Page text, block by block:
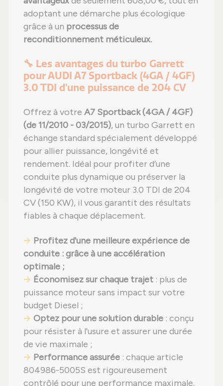
adoptant une démarche plus écologique
grâce à un processus de
reconditionnement méticuleux.
🔧 Les avantages du turbo Garrett
pour AUDI A7 Sportback (4GA / 4GF)
3.0 TDI d'une puissance de 204 CV
Offrez à votre A7 Sportback (4GA / 4GF)
(de 11/2010 - 03/2015), un turbo Garrett en
échange standard spécialement développé
pour allier puissance, longévité et
rendement. Idéal pour profiter d’une
conduite plus dynamique ou préserver la
longévité de votre moteur 3.0 TDI de 204
CV (150 KW), il vous garantit des résultats
fiables à chaque déplacement.
Profitez d'une meilleure expérience de
conduite : grâce à une accélération
optimale ;
Économisez sur chaque trajet : plus de
puissance moteur sans impact sur votre
budget Diesel ;
Optez pour une solution durable : conçu
pour résister à l'usure et assurer une durée
de vie maximale ;
Performance assurée : chaque article
804986-5005S est rigoureusement
contrôlé pour une performance maximale.